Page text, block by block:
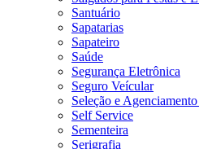
Santuário
Sapatarias
Sapateiro
Saúde
Segurança Eletrônica
Seguro Veícular
Seleção e
Self Service
Sementeira
Serigrafia